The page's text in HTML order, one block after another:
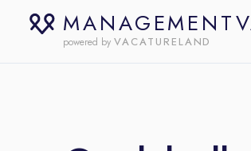
powered by VACATURELAND